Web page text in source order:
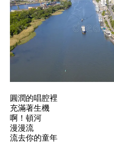
圓潤的唱腔裡
充滿著生機
啊！頓河
漫漫流
流去你的童年